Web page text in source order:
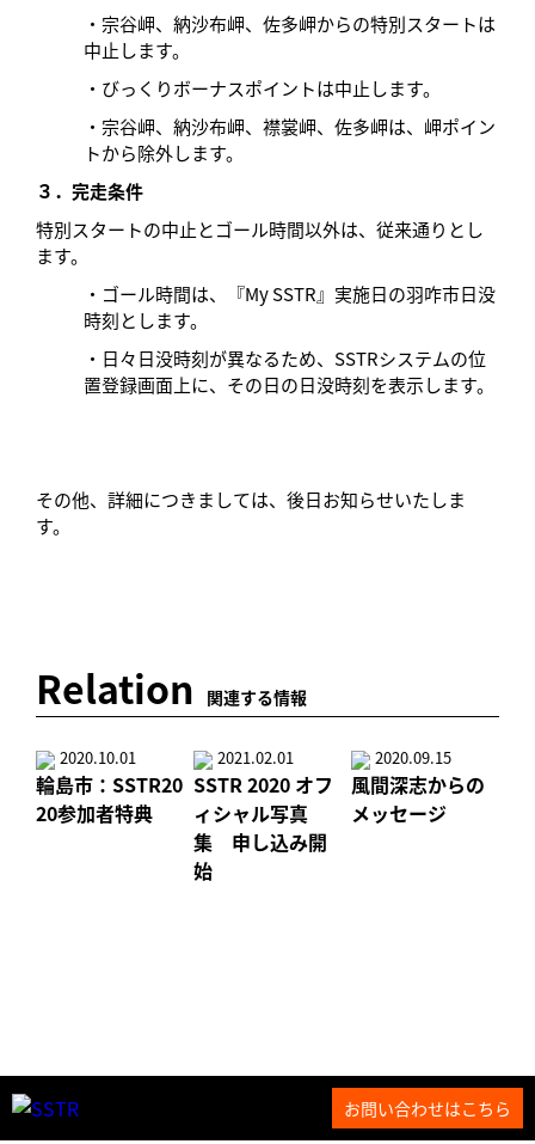
・宗谷岬、納沙布岬、佐多岬からの特別スタートは
中止します。
・びっくりボーナスポイントは中止します。
・宗谷岬、納沙布岬、襟裳岬、佐多岬は、岬ポイン
トから除外します。
３．完走条件
特別スタートの中止とゴール時間以外は、従来通りとし
ます。
・ゴール時間は、『My SSTR』実施日の羽咋市日没
時刻とします。
・日々日没時刻が異なるため、SSTRシステムの位
置登録画面上に、その日の日没時刻を表示します。
その他、詳細につきましては、後日お知らせいたしま
す。
Relation 関連する情報
2020.10.01
輪島市：SSTR20
20参加者特典
2021.02.01
SSTR 2020 オフ
ィシャル写真
集 申し込み開
始
2020.09.15
風間深志からの
メッセージ
お問い合わせはこちら